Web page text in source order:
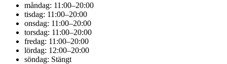
måndag: 11:00–20:00
tisdag: 11:00–20:00
onsdag: 11:00–20:00
torsdag: 11:00–20:00
fredag: 11:00–20:00
lördag: 12:00–20:00
söndag: Stängt